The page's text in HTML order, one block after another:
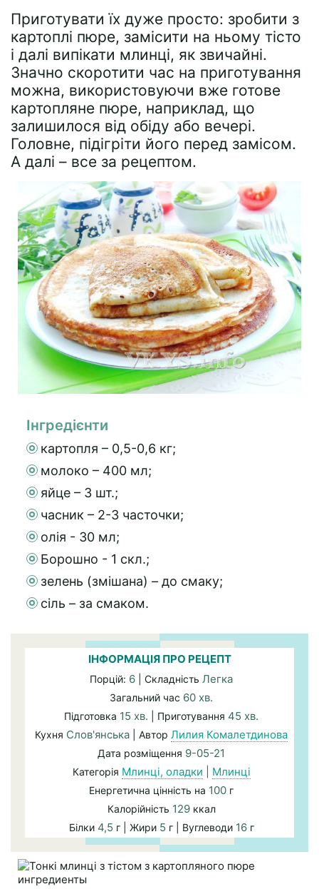
Приготувати їх дуже просто: зробити з
картоплі пюре, замісити на ньому тісто
і далі випікати млинці, як звичайні.
Значно скоротити час на приготування
можна, використовуючи вже готове
картопляне пюре, наприклад, що
залишилося від обіду або вечері.
Головне, підігріти його перед замісом.
А далі – все за рецептом.
Інгредієнти
картопля – 0,5-0,6 кг;
молоко – 400 мл;
яйце – 3 шт.;
часник – 2-3 часточки;
олія - 30 мл;
Борошно - 1 скл.;
зелень (змішана) – до смаку;
сіль – за смаком.
ІНФОРМАЦІЯ ПРО РЕЦЕПТ
Порцій: 6 | Складність Легка
Загальний час 60 хв.
Підготовка 15 хв. | Приготування 45 хв.
Кухня Слов'янська | Автор Лилия Комалетдинова
Дата розміщення 9-05-21
Категорія Млинці, оладки Млинці
Енергетична цінність на 100 г
Калорійність 129ккал
Білки 4,5 г | Жири 5 г | Вуглеводи 16г